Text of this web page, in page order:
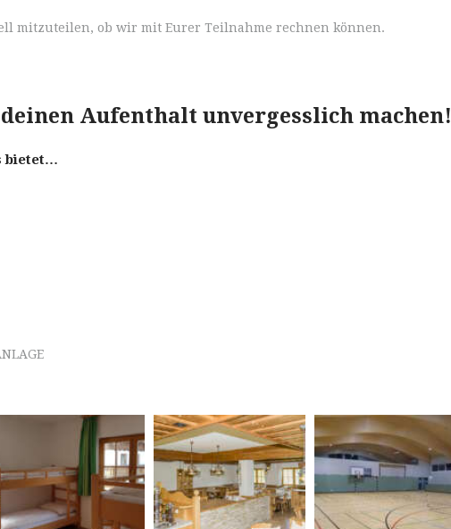
mitzuteilen, ob wir mit Eurer Teilnahme rechnen können.
Aufenthalt unvergesslich machen!
bietet…